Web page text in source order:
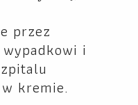
przez
i
kremie.